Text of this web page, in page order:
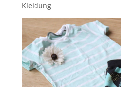
Kleidung!